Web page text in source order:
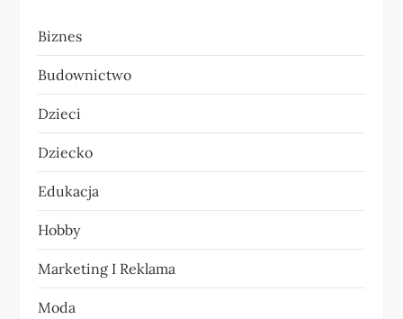
c
j
a
w
p
i
s
u
Biznes
Budownictwo
Dzieci
Dziecko
Edukacja
Hobby
Marketing I Reklama
Moda